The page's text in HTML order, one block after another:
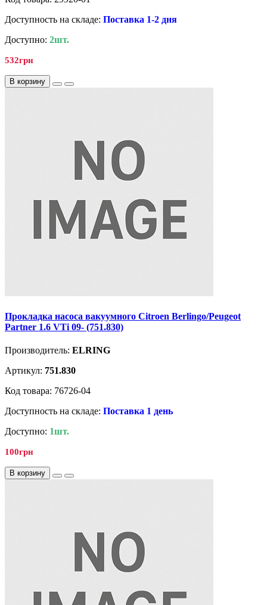
Доступность на складе: Поставка 1-2 дня
Доступно: 2шт.
532грн
В корзину
Прокладка насоса вакуумного Citroen Berlingo/Peugeot
Partner 1.6 VTi 09- (751.830)
Производитель: ELRING
Артикул: 751.830
Код товара: 76726-04
Доступность на складе: Поставка 1 день
Доступно: 1шт.
100грн
В корзину